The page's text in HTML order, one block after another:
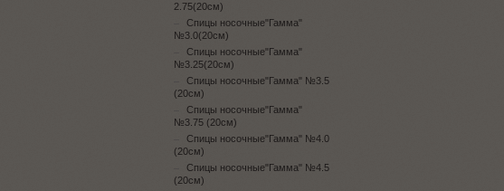
2.75(20см)
Спицы носочные"Гамма"
№3.0(20см)
Спицы носочные"Гамма"
№3.25(20см)
Спицы носочные"Гамма" №3.5
(20см)
Спицы носочные"Гамма"
№3.75 (20см)
Спицы носочные"Гамма" №4.0
(20см)
Спицы носочные"Гамма" №4.5
(20см)